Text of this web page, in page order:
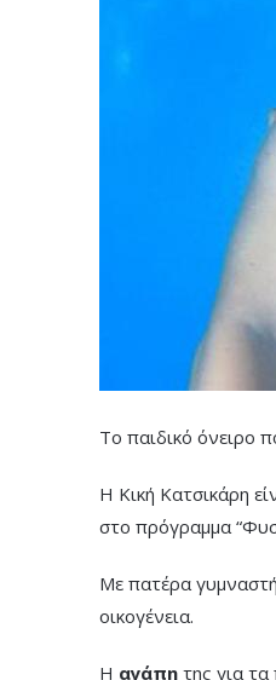
Το παιδικό όνειρο
Η Κική Κατσικάρη
στο πρόγραμμα
Με πατέρα
οικογένεια.
Η αγάπη της για τα